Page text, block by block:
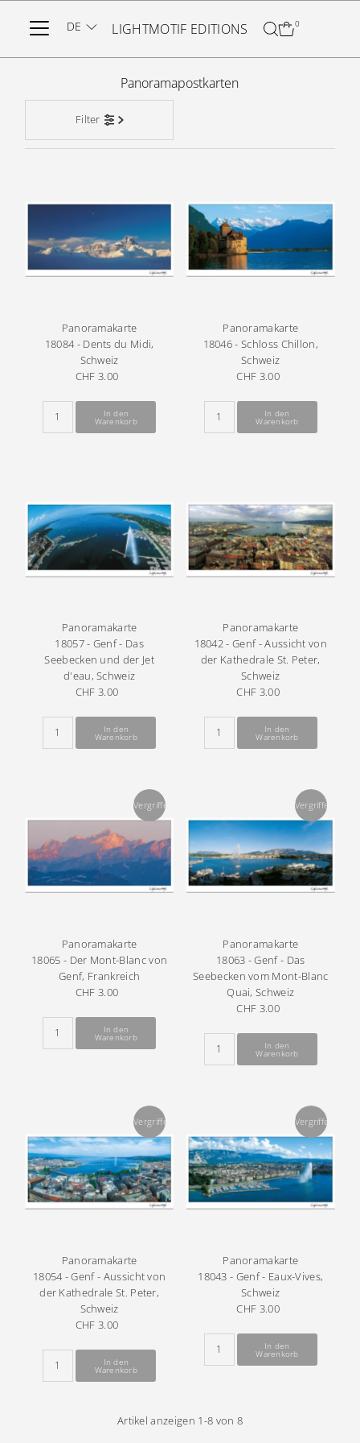
Direkt zum Inhalt
LIGHTMOTIF EDITIONS 0
Panoramapostkarten
Filter
Panoramakarte
18084 - Dents du Midi,
Schweiz
Regulärer
CHF 3.00
Panoramakarte
18046 - Schloss Chillon,
Schweiz
Regulärer
CHF 3.00
Panoramakarte
18057 - Genf - Das
Seebecken und der Jet
d'eau, Schweiz
Regulärer
CHF 3.00
Panoramakarte
18042 - Genf - Aussicht von
der Kathedrale St. Peter,
Schweiz
Regulärer
CHF 3.00
Vergriffen
Panoramakarte
18065 - Der Mont-Blanc von
Genf, Frankreich
Regulärer
CHF 3.00
Vergriffen
Panoramakarte
18063 - Genf - Das
Seebecken vom Mont-Blanc
Quai, Schweiz
Regulärer
CHF 3.00
Vergriffen
Panoramakarte
18054 - Genf - Aussicht von
der Kathedrale St. Peter,
Schweiz
Regulärer
CHF 3.00
Vergriffen
Panoramakarte
18043 - Genf - Eaux-Vives,
Schweiz
Regulärer
CHF 3.00
Artikel anzeigen 1-8 von 8
DE